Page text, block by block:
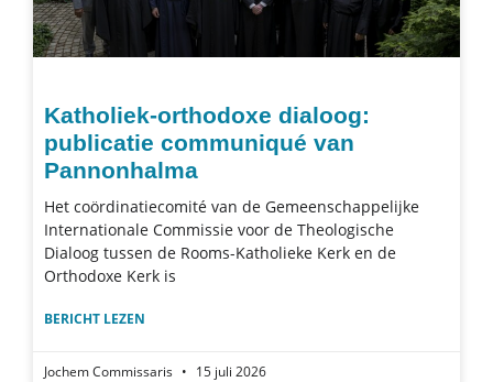
Katholiek-orthodoxe dialoog:
publicatie communiqué van
Pannonhalma
Het coördinatiecomité van de Gemeenschappelijke
Internationale Commissie voor de Theologische
Dialoog tussen de Rooms-Katholieke Kerk en de
Orthodoxe Kerk is
BERICHT LEZEN
Jochem Commissaris 15 juli 2026